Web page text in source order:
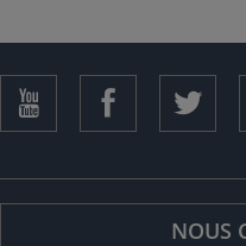
NOUS